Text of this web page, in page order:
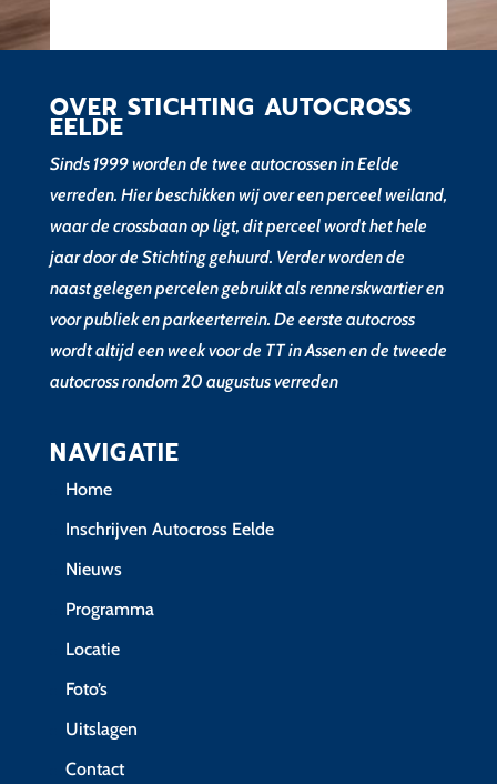
OVER STICHTING AUTOCROSS
EELDE
Sinds 1999 worden de twee autocrossen in Eelde
verreden. Hier beschikken wij over een perceel weiland,
waar de crossbaan op ligt, dit perceel wordt het hele
jaar door de Stichting gehuurd. Verder worden de
naast gelegen percelen gebruikt als rennerskwartier en
voor publiek en parkeerterrein. De eerste autocross
wordt altijd een week voor de TT in Assen en de tweede
autocross rondom 20 augustus verreden
NAVIGATIE
Home
Inschrijven Autocross Eelde
Nieuws
Programma
Locatie
Foto’s
Uitslagen
Contact